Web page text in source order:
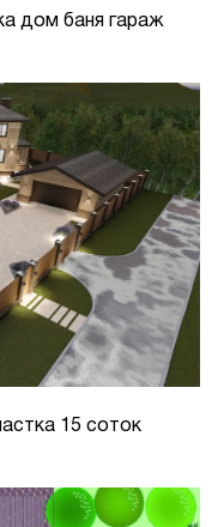
дом баня гараж
15 соток